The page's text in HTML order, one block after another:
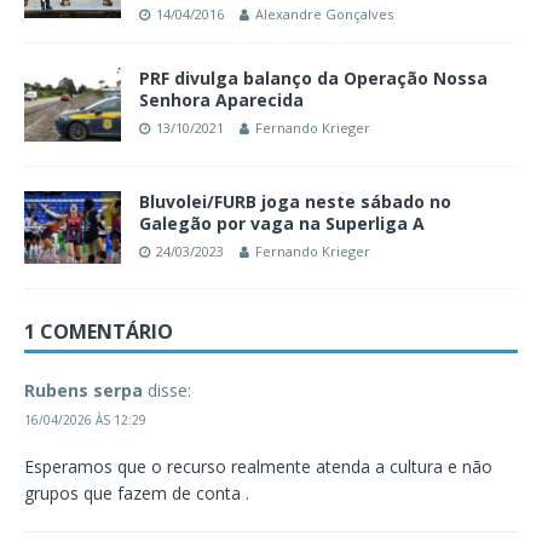
14/04/2016 Alexandre Gonçalves
PRF divulga balanço da Operação Nossa
Senhora Aparecida
13/10/2021 Fernando Krieger
Bluvolei/FURB joga neste sábado no
Galegão por vaga na Superliga A
24/03/2023 Fernando Krieger
1 COMENTÁRIO
Rubens serpa disse:
16/04/2026 ÀS 12:29
Esperamos que o recurso realmente atenda a cultura e não
grupos que fazem de conta .